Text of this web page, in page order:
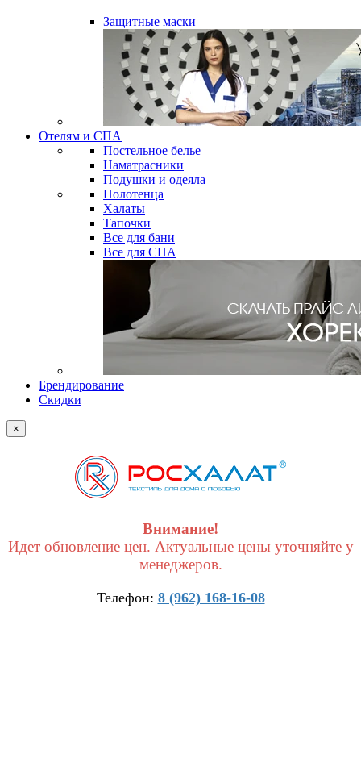
Защитные маски
Отелям и СПА
Постельное белье
Наматрасники
Подушки и одеяла
Полотенца
Халаты
Тапочки
Все для бани
Все для СПА
Брендирование
Скидки
×
Внимание!
Идет обновление цен. Актуальные цены уточняйте у
менеджеров.
Телефон: 8 (962) 168-16-08